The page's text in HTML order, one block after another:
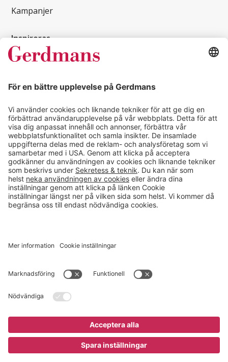
10 895 kr
Kampanjer
Inspireras
Kundcase
Läsvärt
Kontakt
info@gerdmans.se
0433-740 80
Kundservice öppettider
Vardagar 07.30-17.00
© 2026 Gerdmans Inredningar AB Alla priser är exklusive moms.
Cookie inställningar